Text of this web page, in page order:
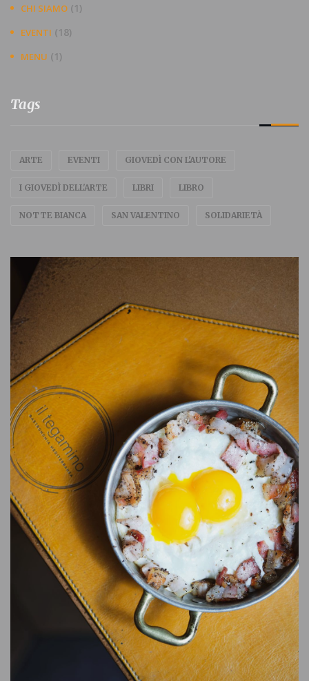
CHI SIAMO (1)
EVENTI (18)
MENU (1)
Tags
ARTE EVENTI GIOVEDÌ CON L'AUTORE
I GIOVEDÌ DELL'ARTE LIBRI LIBRO
NOTTE BIANCA SAN VALENTINO SOLIDARIETÀ